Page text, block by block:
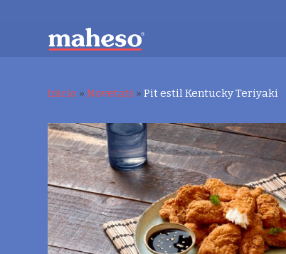
Inicio » Novetats » Pit estil Kentucky Teriyaki